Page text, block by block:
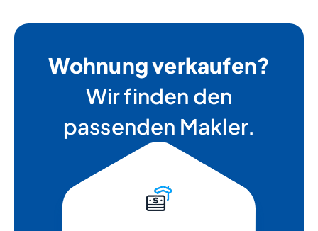
Wohnung verkaufen?
Wir finden den
passenden Makler.